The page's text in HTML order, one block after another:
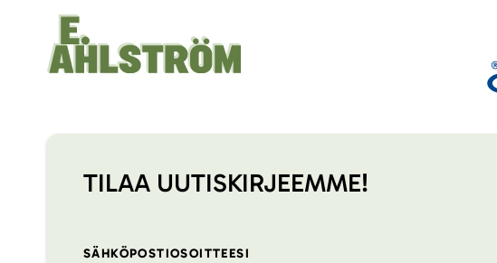
TILAA UUTISKIRJEEMME!
SÄHKÖPOSTIOSOITTEESI